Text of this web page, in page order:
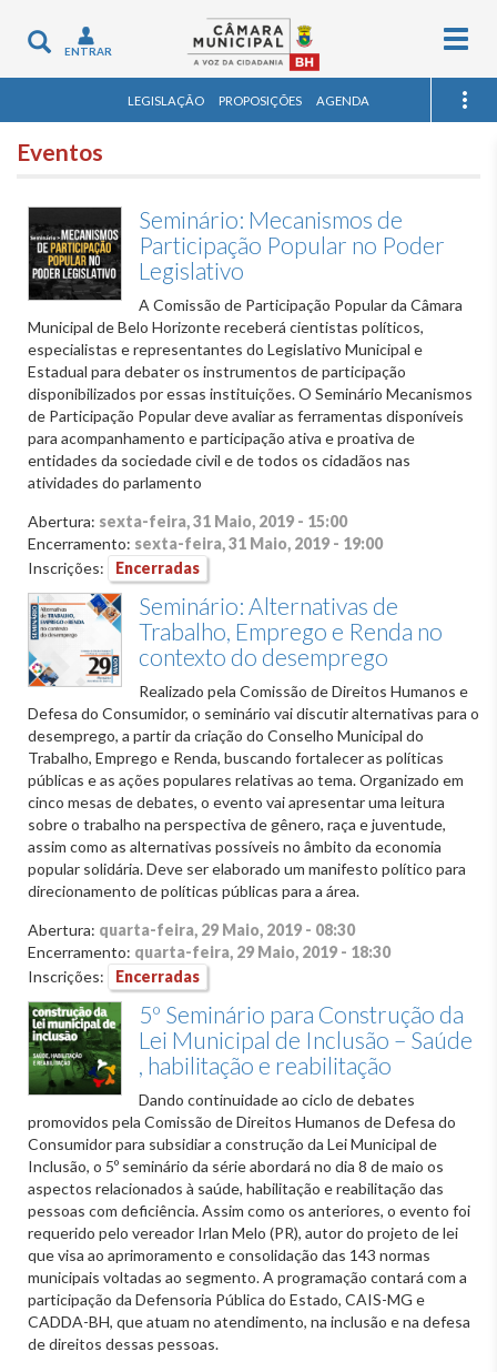
Toggle
navigation
ENTRAR
LEGISLAÇÃO PROPOSIÇÕES AGENDA
Eventos
Seminário: Mecanismos de
Participação Popular no Poder
Legislativo
A Comissão de Participação Popular da Câmara
Municipal de Belo Horizonte receberá cientistas políticos,
especialistas e representantes do Legislativo Municipal e
Estadual para debater os instrumentos de participação
disponibilizados por essas instituições. O Seminário Mecanismos
de Participação Popular deve avaliar as ferramentas disponíveis
para acompanhamento e participação ativa e proativa de
entidades da sociedade civil e de todos os cidadãos nas
atividades do parlamento
Abertura: sexta-feira, 31 Maio, 2019 - 15:00
Encerramento: sexta-feira, 31 Maio, 2019 - 19:00
Inscrições:
Encerradas
Seminário: Alternativas de
Trabalho, Emprego e Renda no
contexto do desemprego
Realizado pela Comissão de Direitos Humanos e
Defesa do Consumidor, o seminário vai discutir alternativas para o
desemprego, a partir da criação do Conselho Municipal do
Trabalho, Emprego e Renda, buscando fortalecer as políticas
públicas e as ações populares relativas ao tema. Organizado em
cinco mesas de debates, o evento vai apresentar uma leitura
sobre o trabalho na perspectiva de gênero, raça e juventude,
assim como as alternativas possíveis no âmbito da economia
popular solidária. Deve ser elaborado um manifesto político para
direcionamento de políticas públicas para a área.
Abertura: quarta-feira, 29 Maio, 2019 - 08:30
Encerramento: quarta-feira, 29 Maio, 2019 - 18:30
Inscrições:
Encerradas
5º Seminário para Construção da
Lei Municipal de Inclusão – Saúde
, habilitação e reabilitação
Dando continuidade ao ciclo de debates
promovidos pela Comissão de Direitos Humanos de Defesa do
Consumidor para subsidiar a construção da Lei Municipal de
Inclusão, o 5º seminário da série abordará no dia 8 de maio os
aspectos relacionados à saúde, habilitação e reabilitação das
pessoas com deficiência. Assim como os anteriores, o evento foi
requerido pelo vereador Irlan Melo (PR), autor do projeto de lei
que visa ao aprimoramento e consolidação das 143 normas
municipais voltadas ao segmento. A programação contará com a
participação da Defensoria Pública do Estado, CAIS-MG e
CADDA-BH, que atuam no atendimento, na inclusão e na defesa
de direitos dessas pessoas.